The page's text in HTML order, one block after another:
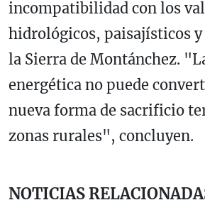
incompatibilidad con los
hidrológicos, paisajísticos
la Sierra de Montánchez.
energética no puede
nueva forma de sacrificio
zonas rurales", concluyen.
NOTICIAS